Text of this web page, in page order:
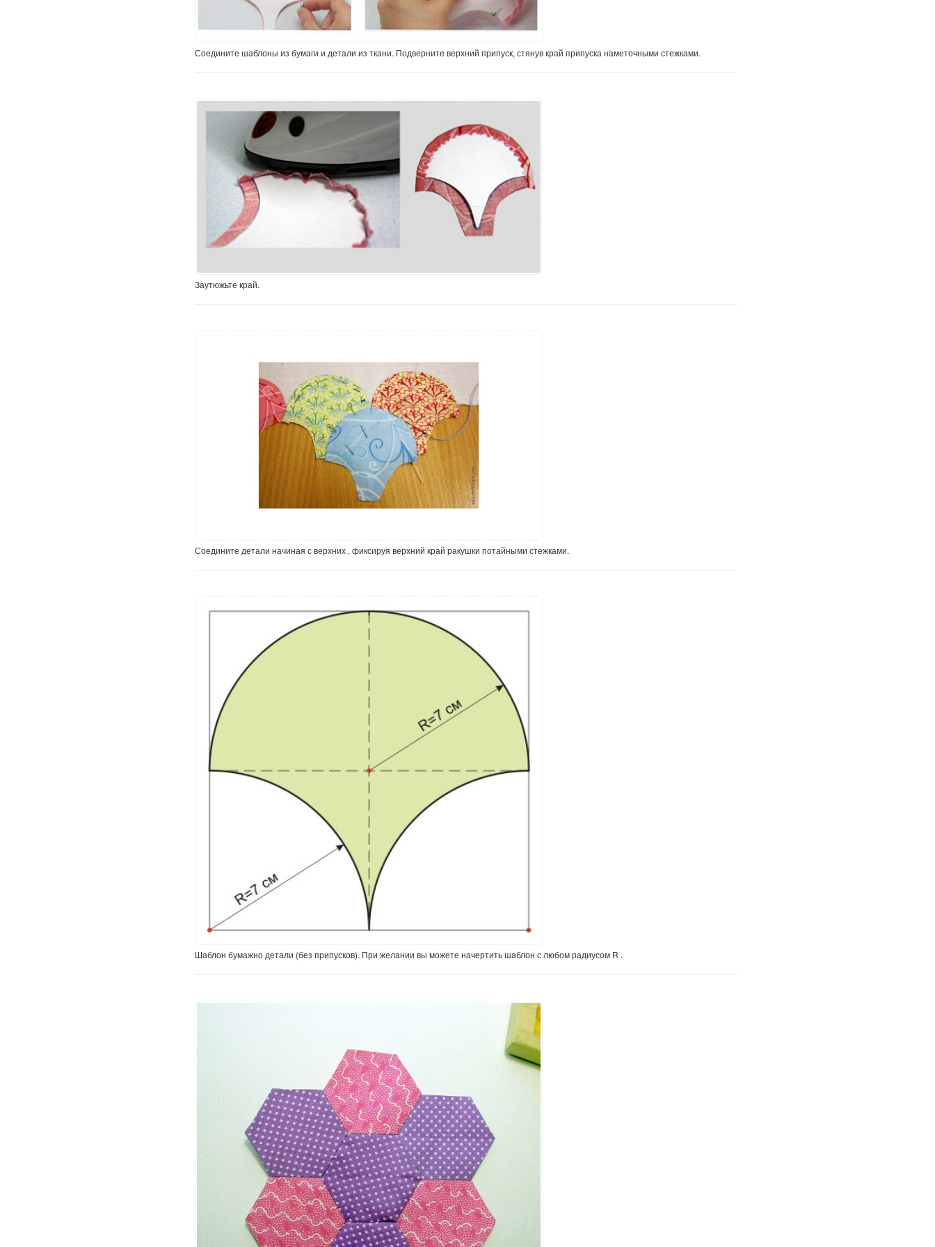
Соедините шаблоны из бумаги и детали из ткани. Подверните верхний припуск, стянув край припуска наметочными стежками.
Заутюжьте край.
Соедините детали начиная с верхних , фиксируя верхний край ракушки потайными стежками.
Шаблон бумажно детали (без припусков). При желании вы можете начертить шаблон с любом радиусом R .